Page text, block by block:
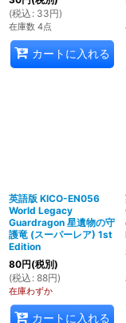
(税込 : 33円)
在庫数 4点
カートに入れる
英語版 KICO-EN056
World Legacy
Guardragon 星遺物の守
護竜 (スーパーレア) 1st
Edition
80円(税別)
(税込 : 88円)
在庫わずか
カートに入れる